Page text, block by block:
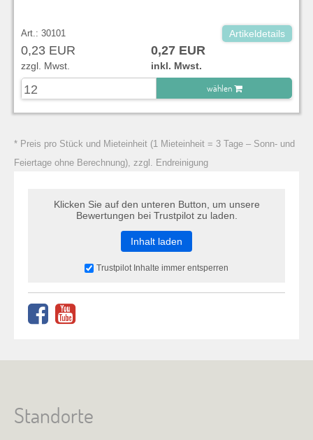
Art.: 30101 Artikeldetails
0,23 EUR 0,27 EUR
zzgl. Mwst.
inkl. Mwst.
wählen
* Preis pro Stück und Mieteinheit (1 Mieteinheit = 3 Tage – Sonn- und
Feiertage ohne Berechnung), zzgl. Endreinigung
Klicken Sie auf den unteren Button, um unsere
Bewertungen bei Trustpilot zu laden.
Inhalt laden
Trustpilot Inhalte immer entsperren
Standorte